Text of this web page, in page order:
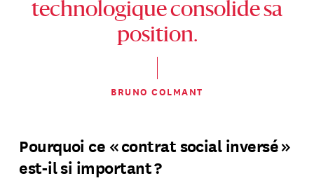
technologique consolide sa
position.
BRUNO COLMANT
Pourquoi ce « contrat social inversé »
est-il si important ?